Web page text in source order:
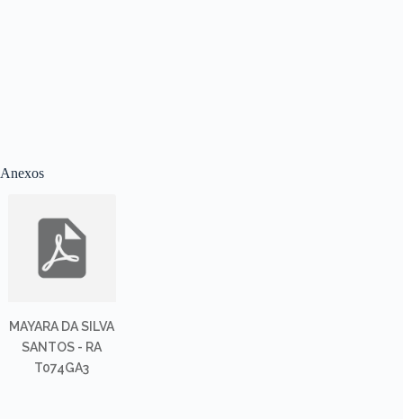
Anexos
MAYARA DA SILVA
SANTOS - RA
T074GA3